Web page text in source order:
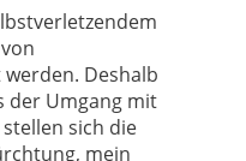
Deshalb
der Umgang mit
sich die
mein